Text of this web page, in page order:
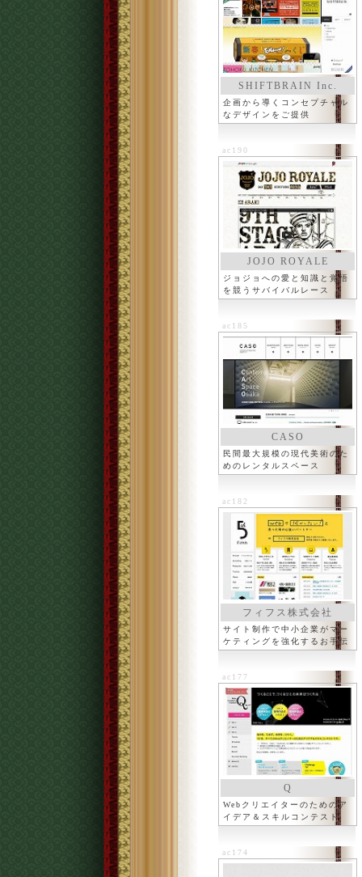
SHIFTBRAIN Inc.
企画から導くコンセプチャル
なデザインをご提供
ac190
JOJO ROYALE
ジョジョへの愛と知識と覚悟
を競うサバイバルレース
ac185
CASO
民間最大規模の現代美術のた
めのレンタルスペース
ac182
フィフス株式会社
サイト制作で中小企業がマー
ケティングを強化するお手伝
い
ac177
Q
Webクリエイターのためのア
イデア＆スキルコンテスト
ac174